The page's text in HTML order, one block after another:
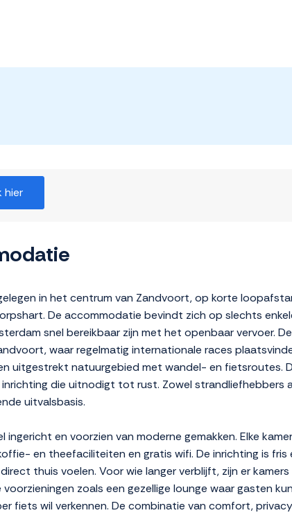
hier
in het centrum van Zandvoort, op korte
De accommodatie bevindt zich op slechts
snel bereikbaar zijn met het openbaar vervoer.
waar regelmatig internationale races
uitgestrekt natuurgebied met wandel- en fietsroutes.
die uitnodigt tot rust. Zowel strandliefhebbers
uitvalsbasis.
en voorzien van moderne gemakken. Elke
en theefaciliteiten en gratis wifi. De inrichting is fris
thuis voelen. Voor wie langer verblijft, zijn er
zoals een gezellige lounge waar gasten
fiets wil verkennen. De combinatie van comfort,